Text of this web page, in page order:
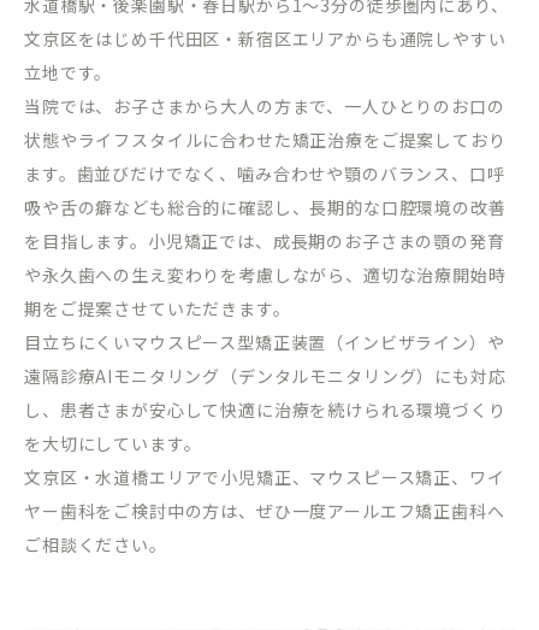
水道橋駅・後楽園駅・春日駅から 1～3分の徒歩圏内にあり、
文京区をはじめ千代田区・新宿区エリアからも通院しやすい
立地です。
当院では、お子さまから大人の方まで、一人ひとりのお口の
状態やライフスタイルに合わせた矯正治療をご提案しており
ます。歯並びだけでなく、噛み合わせや顎のバランス、口呼
吸や舌の癖なども総合的に確認し、長期的な口腔環境の改善
を目指します。小児矯正では、成長期のお子さまの顎の発育
や永久歯への生え変わりを考慮しながら、適切な治療開始時
期をご提案させていただきます。
目立ちにくいマウスピース型矯正装置（インビザライン）や
遠隔診療AIモニタリング（デンタルモニタリング）にも対応
し、患者さまが安心して快適に治療を続けられる環境づくり
を大切にしています。
文京区・水道橋エリアで小児矯正、マウスピース矯正、ワイ
ヤー歯科をご検討中の方は、ぜひ一度アールエフ矯正歯科へ
ご相談ください。